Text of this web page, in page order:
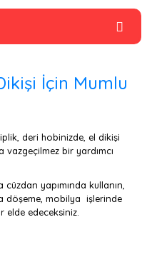
İçin Mumlu
deri hobinizde, el dikişi
vazgeçilmez bir yardımcı
yapımında kullanın,
döşeme, mobilya işlerinde
elde edeceksiniz.